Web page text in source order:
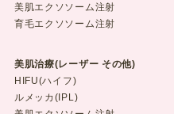
美肌エクソソーム注射
育毛エクソソーム注射
美肌治療(レーザー その他)
HIFU(ハイフ)
ルメッカ(IPL)